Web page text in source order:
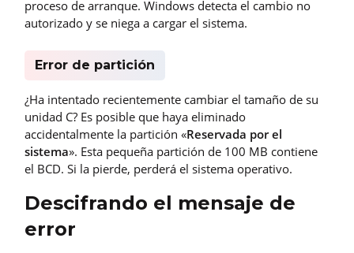
proceso de arranque. Windows detecta el cambio no
autorizado y se niega a cargar el sistema.
Error de partición
¿Ha intentado recientemente cambiar el tamaño de su
unidad C? Es posible que haya eliminado
accidentalmente la partición «Reservada por el
sistema». Esta pequeña partición de 100 MB contiene
el BCD. Si la pierde, perderá el sistema operativo.
Descifrando el mensaje de
error